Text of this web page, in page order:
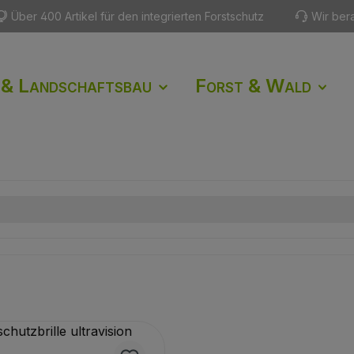
Über 400 Artikel für den integrierten Forstschutz Wir
Landschaftsbau Forst & Wald